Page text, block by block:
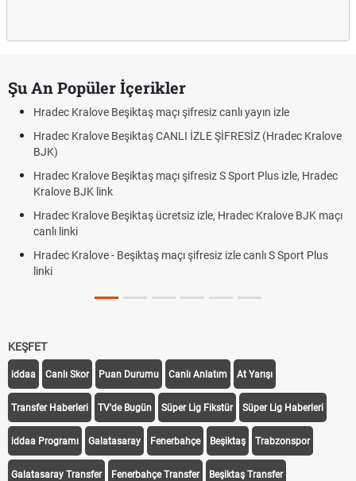
Şu An Popüler İçerikler
Hradec Kralove Beşiktaş maçı şifresiz canlı yayın izle
Hradec Kralove Beşiktaş CANLI İZLE ŞİFRESİZ (Hradec Kralove
BJK)
Hradec Kralove Beşiktaş maçı şifresiz S Sport Plus izle, Hradec
Kralove BJK link
Hradec Kralove Beşiktaş ücretsiz izle, Hradec Kralove BJK maçı
canlı linki
Hradec Kralove - Beşiktaş maçı şifresiz izle canlı S Sport Plus
linki
KEŞFET
iddaa Canlı Skor Puan Durumu Canlı Anlatım At Yarışı
Transfer Haberleri TV'de Bugün Süper Lig Fikstür Süper Lig Haberleri
iddaa Programı Galatasaray Fenerbahçe Beşiktaş Trabzonspor
Galatasaray Transfer Fenerbahçe Transfer Beşiktaş Transfer